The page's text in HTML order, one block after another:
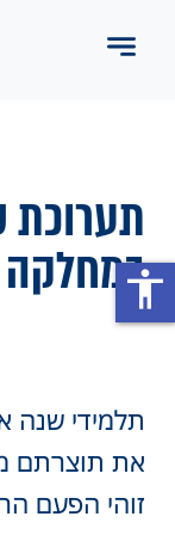
במחלקה
תלמידי שנה
את תוצרתם
זוהי הפעם
accessibility